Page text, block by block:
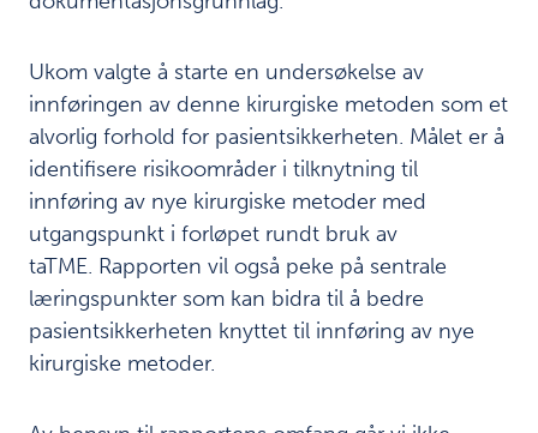
skriv
ut:
ned
kapittel
Last ned
PDF av
rapporten
Ukom valgte å starte en undersøkelse av
innføringen av denne kirurgiske metoden som et
alvorlig forhold for pasientsikkerheten. Målet er å
identifisere risikoområder i tilknytning til
innføring av nye kirurgiske metoder med
utgangspunkt i forløpet rundt bruk av
taTME. Rapporten vil også peke på sentrale
læringspunkter som kan bidra til å bedre
pasientsikkerheten knyttet til innføring av nye
kirurgiske metoder.